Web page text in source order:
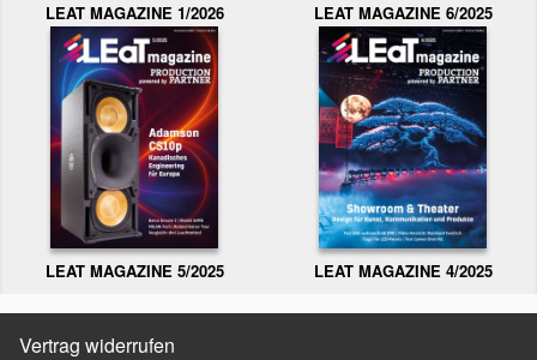
LEAT MAGAZINE 1/2026 LEAT MAGAZINE 6/2025
LEAT MAGAZINE 5/2025 LEAT MAGAZINE 4/2025
Vertrag widerrufen